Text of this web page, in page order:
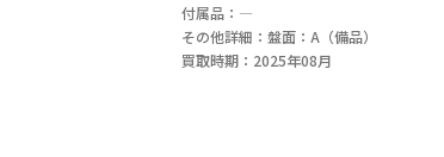
付属品：―
その他詳細：盤面：A（備品）
買取時期：2025年08月